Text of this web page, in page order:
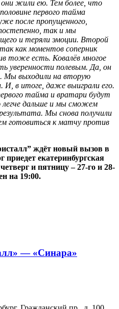
они жили ею. Тем более, что
первого тайма
после пропущенного,
так и мы
и теряли эмоции. Второй
как моментов соперник
тоже есть. Ковалёв многое
уверенности полевым. Да, он
Мы выходили на вторую
И, в итоге, даже выиграли его.
тайма и вратари будут
дальше и мы сможем
Мы снова получили
готовиться к матчу против
ждёт новый вызов в
приедет екатеринбургская
и пятницу – 27-го и 28-
на 19:00.
— «Синара»